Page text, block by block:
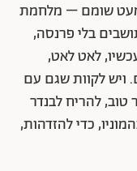
שומם – מלחמת
בלי פרנסה,
לאט לאט,
ויש לקוות שגם עם
טוב, להריח לבנדר
כדי להזדהות,